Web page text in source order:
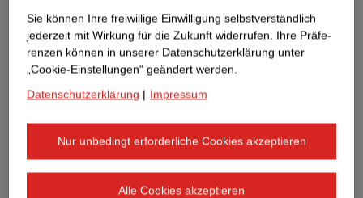
Sie können Ihre freiwillige Einwilligung selbstverständlich
jederzeit mit Wirkung für die Zukunft widerrufen. Ihre Prä­fe­
renzen können in unserer Datenschutzerklärung unter
„Cookie-Einstellungen“ geändert werden.
Datenschutzerklärung | Impressum
Nur unbedingt erforderliche Cookies akzeptieren
Alle Cookies akzeptieren